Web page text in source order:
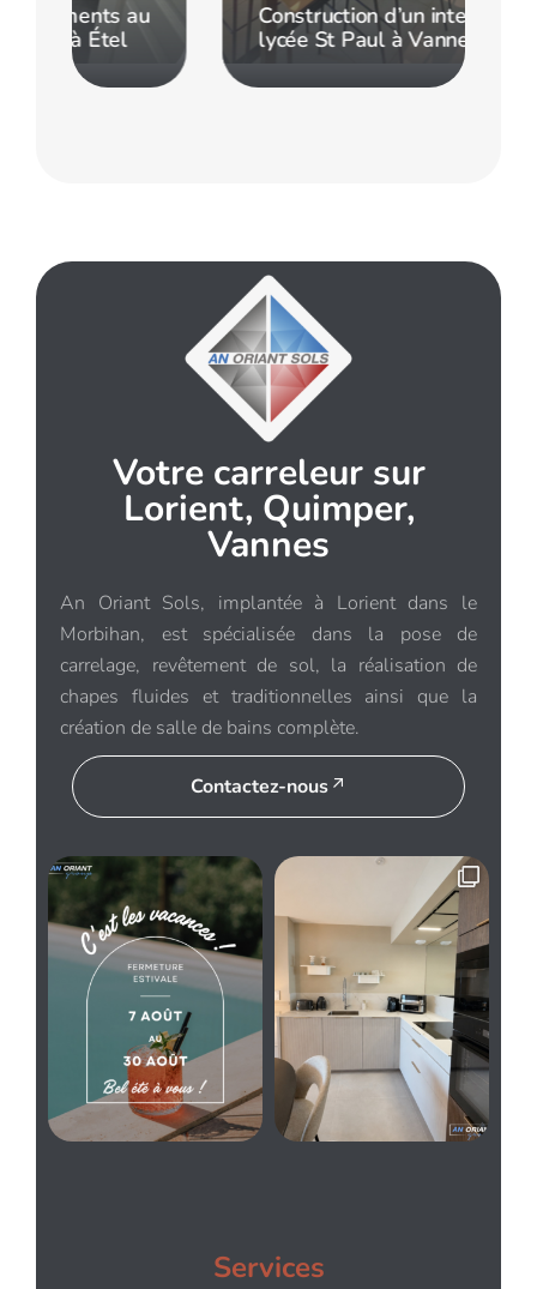
Construction d’un internat au
lycée St Paul à Vannes
Votre carreleur sur
Lorient, Quimper,
Vannes
An Oriant Sols, implantée à Lorient dans le
Morbihan, est spécialisée dans la pose de
carrelage, revêtement de sol, la réalisation de
chapes fluides et traditionnelles ainsi que la
création de salle de bains complète.
Contactez-nous
Services